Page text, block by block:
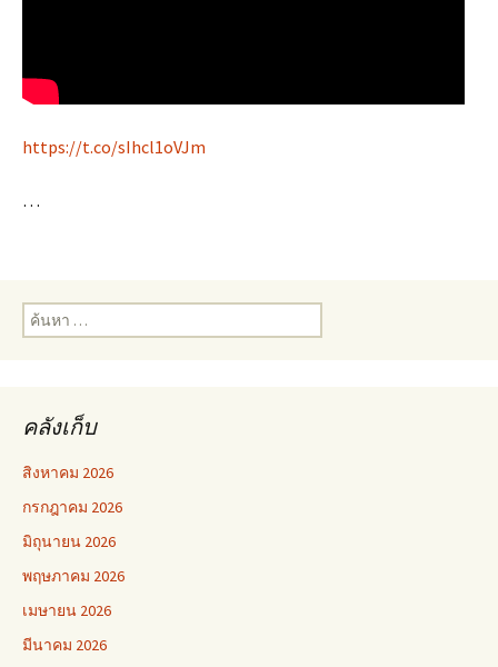
https://t.co/sIhcl1oVJm
…
ค้นหา
สำหรับ:
คลังเก็บ
สิงหาคม 2026
กรกฎาคม 2026
มิถุนายน 2026
พฤษภาคม 2026
เมษายน 2026
มีนาคม 2026